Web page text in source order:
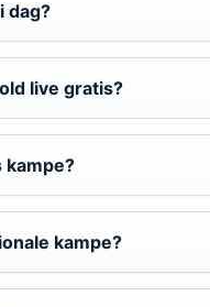
dag?
live gratis?
kampe?
kampe?